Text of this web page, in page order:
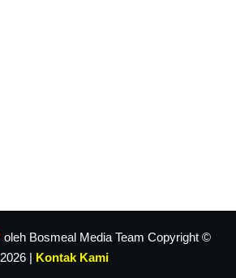
oleh Bosmeal Media Team Copyright ©
2026 | Kontak Kami